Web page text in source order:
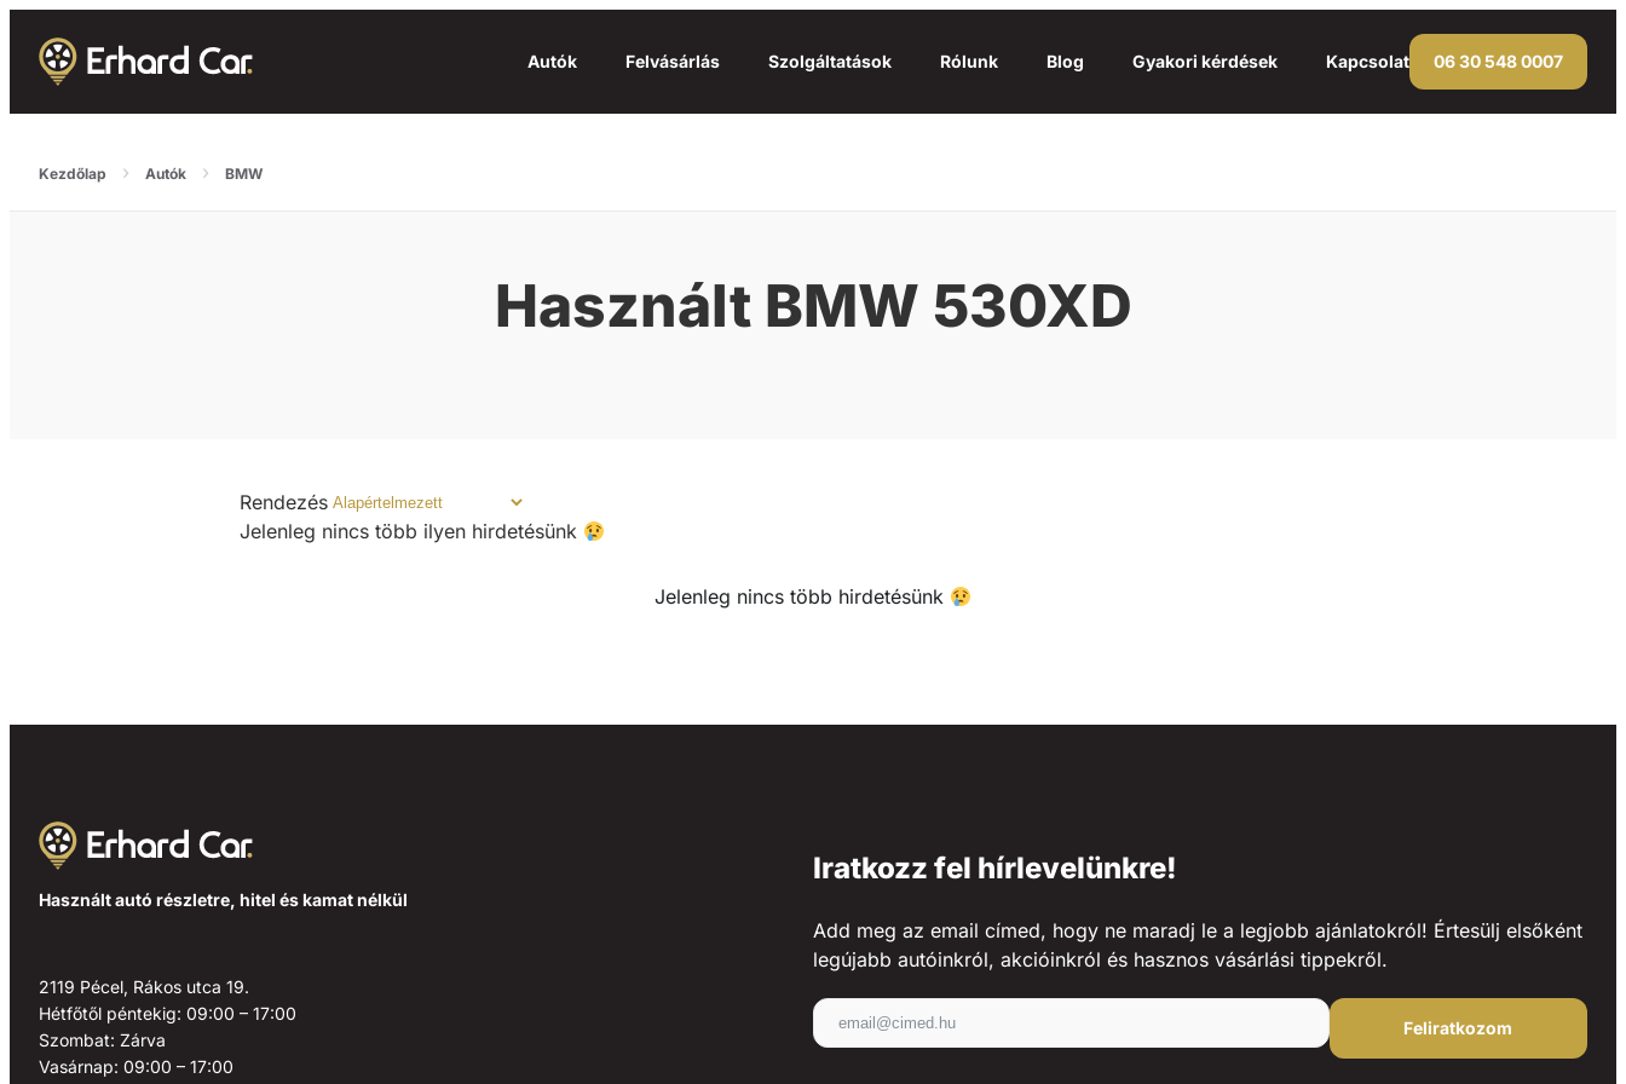
Autók Felvásárlás Szolgáltatások Rólunk Blog Gyakori kérdések Kapcsolat 06 30 548 0007
Kezdőlap › Autók › BMW
Használt BMW 530XD
Rendezés
Jelenleg nincs több ilyen hirdetésünk
Jelenleg nincs több hirdetésünk
Használt autó részletre, hitel és kamat nélkül
2119 Pécel, Rákos utca 19.
Hétfőtől péntekig: 09:00 – 17:00
Szombat: Zárva
Vasárnap: 09:00 – 17:00
Iratkozz fel hírlevelünkre!
Add meg az email címed, hogy ne maradj le a legjobb ajánlatokról! Értesülj elsőként
legújabb autóinkról, akcióinkról és hasznos vásárlási tippekről.
Feliratkozom